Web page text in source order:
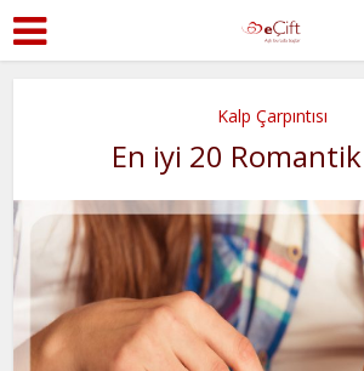
Kalp Çarpıntısı
En iyi 20